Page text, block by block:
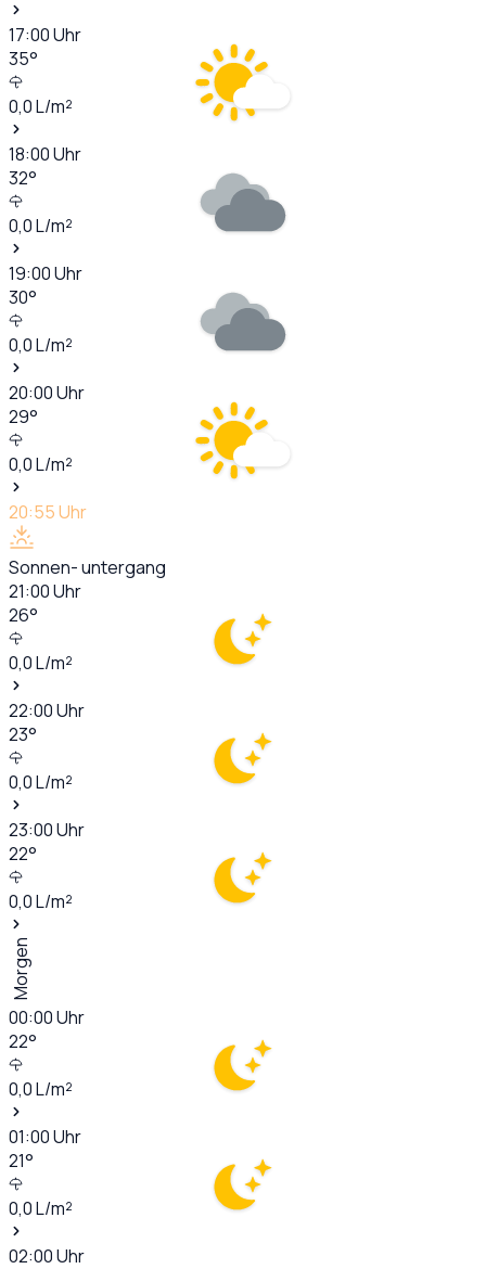
17:00Uhr
35°
0,0L/m²
18:00Uhr
32°
0,0L/m²
19:00Uhr
30°
0,0L/m²
20:00Uhr
29°
0,0L/m²
20:55Uhr
Sonnen- untergang
21:00Uhr
26°
0,0L/m²
22:00Uhr
23°
0,0L/m²
23:00Uhr
22°
0,0L/m²
Morgen
00:00Uhr
22°
0,0L/m²
01:00Uhr
21°
0,0L/m²
02:00Uhr